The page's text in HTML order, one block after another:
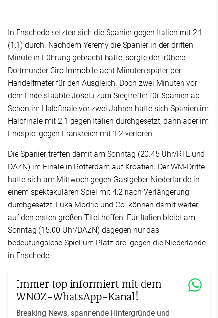
In Enschede setzten sich die Spanier gegen Italien mit 2:1
(1:1) durch. Nachdem Yeremy die Spanier in der dritten
Minute in Führung gebracht hatte, sorgte der frühere
Dortmunder Ciro Immobile acht Minuten später per
Handelfmeter für den Ausgleich. Doch zwei Minuten vor
dem Ende staubte Joselu zum Siegtreffer für Spanien ab.
Schon im Halbfinale vor zwei Jahren hatte sich Spanien im
Halbfinale mit 2:1 gegen Italien durchgesetzt, dann aber im
Endspiel gegen Frankreich mit 1:2 verloren.
Die Spanier treffen damit am Sonntag (20.45 Uhr/RTL und
DAZN) im Finale in Rotterdam auf Kroatien. Der WM-Dritte
hatte sich am Mittwoch gegen Gastgeber Niederlande in
einem spektakulären Spiel mit 4:2 nach Verlängerung
durchgesetzt. Luka Modric und Co. können damit weiter
auf den ersten großen Titel hoffen. Für Italien bleibt am
Sonntag (15.00 Uhr/DAZN) dagegen nur das
bedeutungslose Spiel um Platz drei gegen die Niederlande
in Enschede.
Immer top informiert mit dem
WNOZ-WhatsApp-Kanal!
Breaking News, spannende Hintergründe und